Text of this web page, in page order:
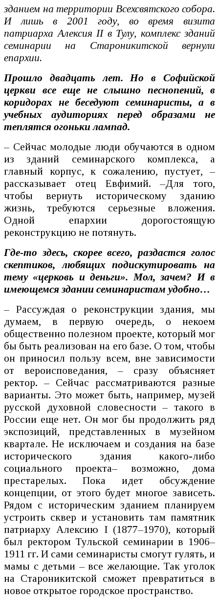
зданием на территории Всехсвятского собора.
И лишь в 2001 году, во время визита
патриарха Алексия II в Тулу, комплекс зданий
семинарии на Староникитской вернули
епархии.
Прошло двадцать лет. Но в Софийской
церкви все еще не слышно песнопений, в
коридорах не беседуют семинаристы, а в
учебных аудиториях перед образами не
теплятся огоньки лампад.
– Сейчас молодые люди обучаются в одном
из зданий семинарского комплекса, а
главный корпус, к сожалению, пустует, –
рассказывает отец Евфимий. –Для того,
чтобы вернуть историческому зданию
жизнь, требуются серьезные вложения.
Одной епархии дорогостоящую
реконструкцию не потянуть.
Где-то здесь, скорее всего, раздастся голос
скептиков, любящих подискутировать на
тему «церковь и деньги». Мол, зачем? И в
имеющемся здании семинаристам удобно…
– Рассуждая о реконструкции здания, мы
думаем, в первую очередь, о некоем
общественно полезном проекте, который мог
бы быть реализован на его базе. О том, чтобы
он приносил пользу всем, вне зависимости
от вероисповедания, – сразу объясняет
ректор. – Сейчас рассматриваются разные
варианты. Это может быть, например, музей
русской духовной словесности – такого в
России еще нет. Он мог бы продолжить ряд
экспозиций, представленных в музейном
квартале. Не исключаем и создания на базе
исторического здания какого-либо
социального проекта– возможно, дома
престарелых. Пока идет обсуждение
концепции, от этого будет многое зависеть.
Рядом с историческим зданием планируем
устроить сквер и установить там памятник
патриарху Алексию I (1877–1970), который
был ректором Тульской семинарии в 1906–
1911 гг. И сами семинаристы смогут гулять, и
мамы с детьми – все желающие. Так уголок
на Староникитской сможет превратиться в
новое открытое городское пространство.